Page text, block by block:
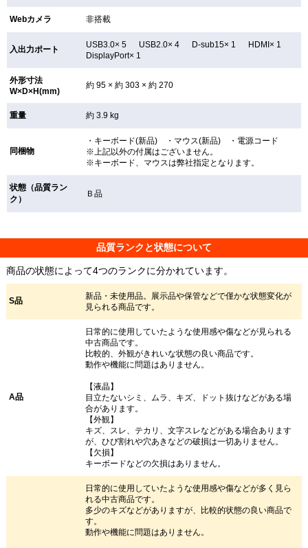
Webカメラ 非搭載
入出力ポート
USB3.0× 5 USB2.0× 4 D-sub15× 1 HDMI× 1
DisplayPort× 1
外形寸法
W×D×H(mm)
約 95 × 約 303 × 約 270
重量 約 3.9 kg
同梱物
・キーボード(新品) ・マウス(新品) ・電源コード
※上記以外の付属はございません。
※キーボード、マウスは弊社指定となります。
状態（品質ラン
ク）
Ｂ品
品質ランクと状態について
商品の状態によって4つのランクに分かれています。
S品
新品・未使用品。展示品や保管などで僅かな状態変化が
見られる商品です。
A品
日常的に使用していたような使用感や傷などが見られる
中古商品です。
比較的、外観がきれいな状態の良い商品です。
動作や機能に問題はありません。
【液晶】
目立たないシミ、ムラ、キズ、ドット抜けなどがある場
合があります。
【外観】
キズ、スレ、テカリ、文字スレなどがある場合あります
が、ひび割れや穴あきなどの破損は一切ありません。
【欠損】
キーボードなどの欠損はありません。
日常的に使用していたような使用感や傷などが多く見ら
れる中古商品です。
多少のキズなどがありますが、比較的状態の良い商品で
す。
動作や機能に問題はありません。